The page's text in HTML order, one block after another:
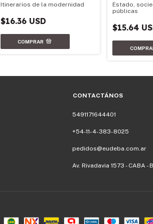
Itinerarios de la modernidad
$16.36 USD
Estado,
públicas
$15.64
CONTACTÁNOS
5491171644401
+54-11-4-383-8025
pedidos@eudeba.com.ar
Av. Rivadavia 1573 - CABA -